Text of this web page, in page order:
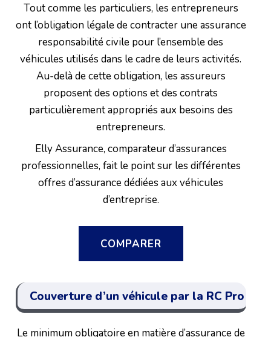
Tout comme les particuliers, les entrepreneurs
ont l’obligation légale de contracter une assurance
responsabilité civile pour l’ensemble des
véhicules utilisés dans le cadre de leurs activités.
Au-delà de cette obligation, les assureurs
proposent des options et des contrats
particulièrement appropriés aux besoins des
entrepreneurs.
Elly Assurance, comparateur d’assurances
professionnelles, fait le point sur les différentes
offres d’assurance dédiées aux véhicules
d’entreprise.
COMPARER
Couverture d’un véhicule par la RC Pro
Le minimum obligatoire en matière d’assurance de